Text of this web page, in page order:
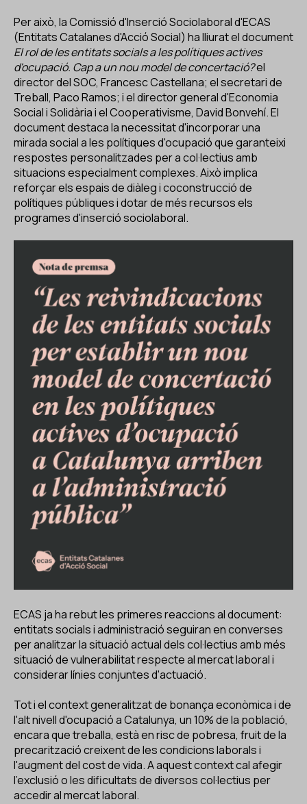
Per això, la Comissió d'Inserció Sociolaboral d'ECAS
(Entitats Catalanes d'Acció Social) ha lliurat el document
El rol de les entitats socials a les polítiques actives
d'ocupació. Cap a un nou model de concertació?el
director del SOC, Francesc Castellana; el secretari de
Treball, Paco Ramos; i el director general d'Economia
Social i Solidària i el Cooperativisme, David Bonvehí. El
document destaca la necessitat d'incorporar una
mirada social a les polítiques d'ocupació que garanteixi
respostes personalitzades per a col·lectius amb
situacions especialment complexes. Això implica
reforçar els espais de diàleg i coconstrucció de
polítiques públiques i dotar de més recursos els
programes d'inserció sociolaboral.
ECAS ja ha rebut les primeres reaccions al document:
entitats socials i administració seguiran en converses
per analitzar la situació actual dels col·lectius amb més
situació de vulnerabilitat respecte al mercat laboral i
considerar línies conjuntes d'actuació.
Tot i el context generalitzat de bonança econòmica i de
l'alt nivell d'ocupació a Catalunya, un 10% de la població,
encara que treballa, està en risc de pobresa, fruit de la
precarització creixent de les condicions laborals i
l'augment del cost de vida. A aquest context cal afegir
l'exclusió o les dificultats de diversos col·lectius per
accedir al mercat laboral.